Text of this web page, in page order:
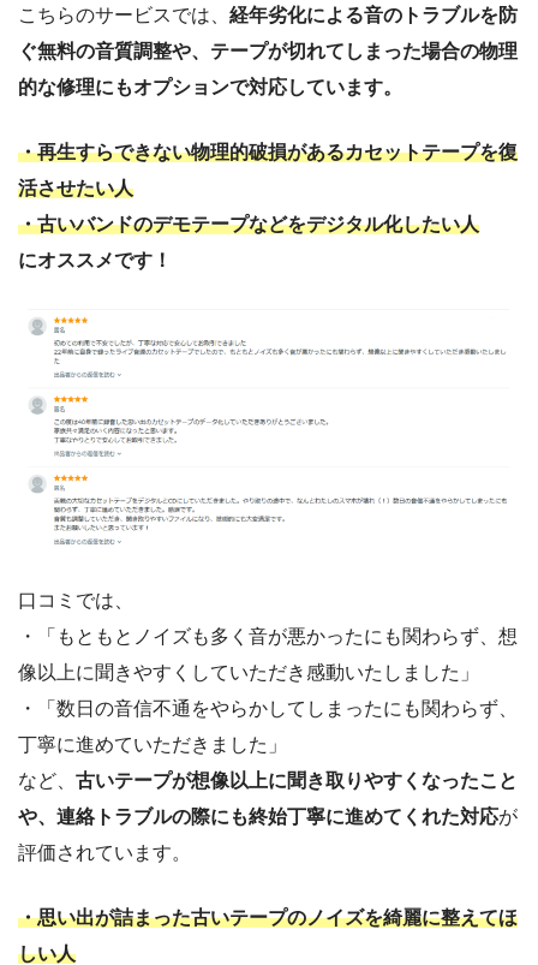
こちらのサービスでは、 経年劣化による音のトラブルを防
ぐ無料の音質調整や、テープが切れてしまった場合の物理
的な修理にもオプションで対応しています。
・再生すらできない物理的破損があるカセットテープを復
活させたい人
・古いバンドのデモテープなどをデジタル化したい人
にオススメです！
口コミでは、
・「もともとノイズも多く音が悪かったにも関わらず、想
像以上に聞きやすくしていただき感動いたしました」
・「数日の音信不通をやらかしてしまったにも関わらず、
丁寧に進めていただきました」
など、 古いテープが想像以上に聞き取りやすくなったこと
や、連絡トラブルの際にも終始丁寧に進めてくれた対応が
評価されています。
・思い出が詰まった古いテープのノイズを綺麗に整えてほ
しい人